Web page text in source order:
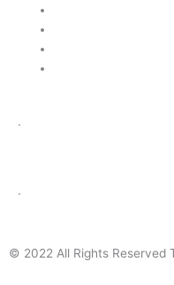
.
.
© 2022 All Rights Reserved